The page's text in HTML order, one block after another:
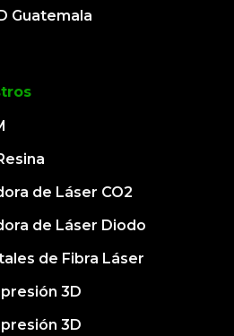
Guatemala
de Láser CO2
de Láser Diodo
de Fibra Láser
3D
3D